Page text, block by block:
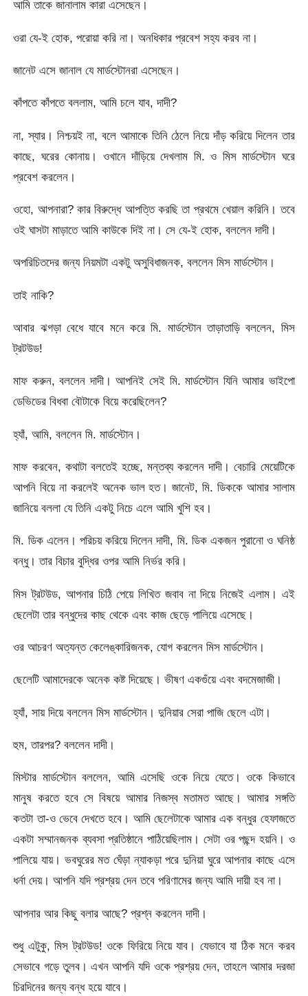
আমি তাকে জানালাম কারা এসেছেন।
ওরা যে-ই হোক, পরোয়া করি না। অনধিকার প্রবেশ সহ্য করব না।
জানেট এসে জানাল যে মার্ডস্টোনরা এসেছেন।
কাঁপতে কাঁপতে বললাম, আমি চলে যাব, দাদী?
না, স্যার। নিশ্চয়ই না, বলে আমাকে তিনি ঠেলে নিয়ে দাঁড় করিয়ে দিলেন তার
কাছে, ঘরের কোনায়। ওখানে দাঁড়িয়ে দেখলাম মি. ও মিস মার্ডস্টোন ঘরে
প্রবেশ করলেন।
ওহো, আপনারা? কার বিরুদ্ধে আপত্তি করছি তা প্রথমে খেয়াল করিনি। তবে
ওই ঘাসটা মাড়াতে আমি কাউকে দিই না। সে যে-ই হোক, বললেন দাদী।
অপরিচিতদের জন্য নিয়মটা একটু অসুবিধাজনক, বললেন মিস মার্ডস্টোন।
তাই নাকি?
আবার ঝগড়া বেধে যাবে মনে করে মি. মার্ডস্টোন তাড়াতাড়ি বললেন, মিস
ট্রটউড!
মাফ করুন, বললেন দাদী। আপনিই সেই মি. মার্ডস্টোন যিনি আমার ভাইপো
ডেভিডের বিধবা বৌটাকে বিয়ে করেছিলেন?
হ্যাঁ, আমি, বললেন মি. মার্ডস্টোন।
মাফ করবেন, কথাটা বলতেই হচ্ছে, মন্তব্য করলেন দাদী। বেচারি মেয়েটিকে
আপনি বিয়ে না করলেই অনেক ভাল হত। জানেট, মি. ডিককে আমার সালাম
জানিয়ে বললা যে তিনি একটু নিচে এলে আমি খুশি হব।
মি. ডিক এলেন। পরিচয় করিয়ে দিলেন দাদী, মি. ডিক একজন পুরানো ও ঘনিষ্ঠ
বন্ধু। তার বিচার বুদ্ধির ওপর আমি নির্ভর করি।
মিস ট্রটউড, আপনার চিঠি পেয়ে লিখিত জবাব না দিয়ে নিজেই এলাম। এই
ছেলেটা তার বন্ধুদের কাছ থেকে এবং কাজ ছেড়ে পালিয়ে এসেছে।
ওর আচরণ অত্যন্ত কেলেঙ্কারিজনক, যোগ করলেন মিস মার্ডস্টোন।
ছেলেটি আমাদেরকে অনেক কষ্ট দিয়েছে। ভীষণ একগুঁয়ে এবং বদমেজাজী।
হ্যাঁ, সায় দিয়ে বললেন মিস মার্ডস্টোন। দুনিয়ার সেরা পাজি ছেলে এটা।
হুম, তারপর? বললেন দাদী।
মিস্টার মার্ডস্টোন বললেন, আমি এসেছি ওকে নিয়ে যেতে। ওকে কিভাবে
মানুষ করতে হবে সে বিষয়ে আমার নিজস্ব মতামত আছে। আমার সঙ্গতি
কতটা তা-ও ভেবে দেখতে হবে। আমি ছেলেটাকে আমার এক বন্ধুর হেফাজতে
একটা সম্মানজনক ব্যবসা প্রতিষ্ঠানে পাঠিয়েছিলাম। সেটা ওর পছন্দ হয়নি। ও
পালিয়ে যায়। ভবঘুরের মত ঘেঁড়া ন্যাকড়া পরে দুনিয়া ঘুরে আপনার কাছে এসে
ধর্না দেয়। আপনি যদি প্রশ্রয় দেন তবে পরিণামের জন্য আমি দায়ী হব না।
আপনার আর কিছু বলার আছে? প্রশ্ন করলেন দাদী।
শুধু এটুকু, মিস ট্রটউড! ওকে ফিরিয়ে নিয়ে যাব। যেভাবে যা ঠিক মনে করব
সেভাবে গড়ে তুলব। এখন আপনি যদি ওকে প্রশ্রয় দেন, তাহলে আমার দরজা
চিরদিনের জন্য বন্ধ হয়ে যাবে।